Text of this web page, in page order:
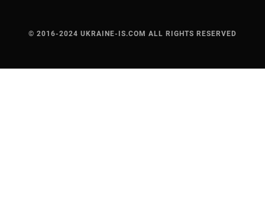
© 2016-2024 UKRAINE-IS.COM ALL RIGHTS RESERVED